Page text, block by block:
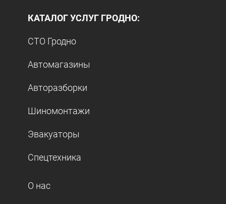
КАТАЛОГ УСЛУГ ГРОДНО:
СТО Гродно
Автомагазины
Авторазборки
Шиномонтажи
Эвакуаторы
Спецтехника
О нас